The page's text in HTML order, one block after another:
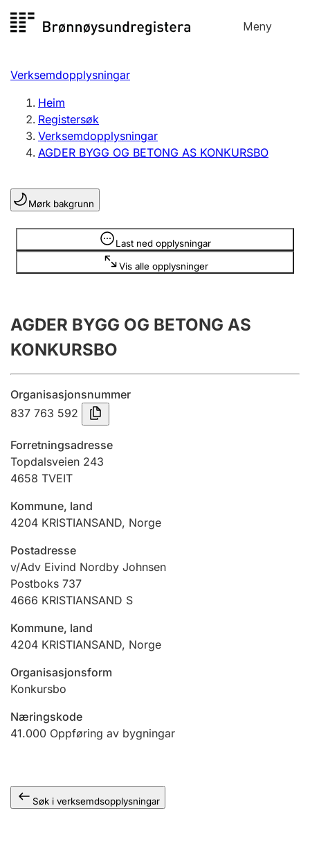
til
Meny
Registersøk
Aksjeselskap
Enkeltpersonføretak
Registrere, endre, slette
Lag og foreining
Registrere, endre, slette
Årsrekneskap
Innsending og forseinkingsgebyr
Tinglysing
Jeger
Betaling og jegeravgiftskort
Ektepaktrettleiaren
Andre tema
Verksemdopplysningar
Heim
Registersøk
Verksemdopplysningar
AGDER BYGG OG BETONG AS KONKURSBO
Mørk bakgrunn
Last ned opplysningar
Vis alle opplysninger
Opplysninger er skjult
AGDER BYGG OG BETONG AS
KONKURSBO
Organisasjonsnummer
837 763 592
Forretningsadresse
Topdalsveien 243
4658 TVEIT
Kommune, land
4204 KRISTIANSAND, Norge
Postadresse
v/Adv Eivind Nordby Johnsen
Postboks 737
4666 KRISTIANSAND S
Kommune, land
4204 KRISTIANSAND, Norge
Organisasjonsform
Konkursbo
Næringskode
41.000 Oppføring av bygningar
Søk i verksemdsopplysningar